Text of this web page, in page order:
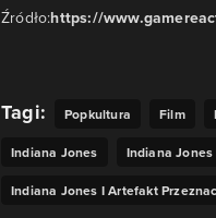
Źródło:https://
Tagi: Popkultura Film
Indiana Jones
Indiana Jones
Indiana Jones I Artefakt